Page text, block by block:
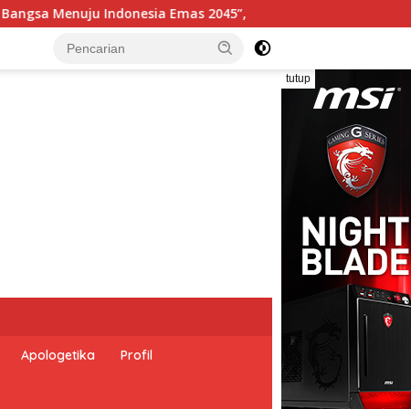
Pemerintah Indonesia dan Perserikatan Bangsa-Bangsa
tutup
Apologetika Profil